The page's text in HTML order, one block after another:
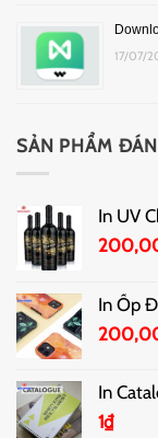
17/07/
SẢN PHẨM
In UV
In Ốp
In
1₫